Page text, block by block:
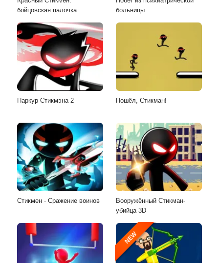
бойцовская палочка
больницы
Паркур Стикмэна 2 Пошёл, Стикман!
Стикмен - Сражение воинов
Вооружённый Стикман-
убийца 3D
NEW